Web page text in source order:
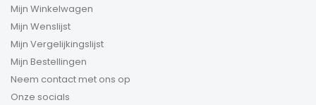
Mijn Winkelwagen
Mijn Wenslijst
Mijn Vergelijkingslijst
Mijn Bestellingen
Neem contact met ons op
Onze socials